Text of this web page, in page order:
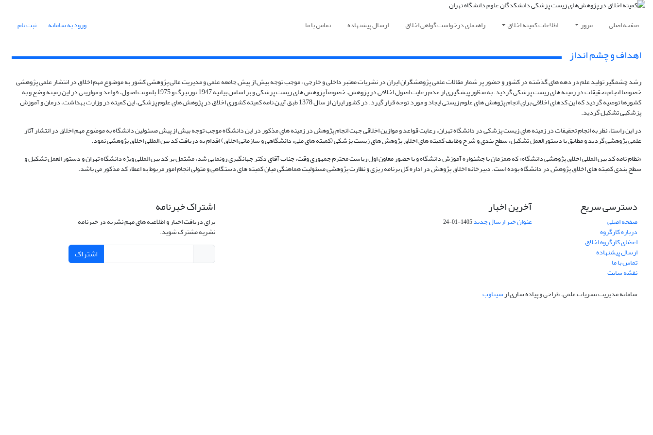
صفحه اصلی مرور اطلاعات کمیته اخلاق راهنمای درخواست گواهی اخلاق ارسال پیشنهاده تماس با ما ورود به سامانه ثبت نام
اهداف و چشم انداز
رشد چشمگیر تولید علم در دهه های گذشته در کشور و حضور پر شمار مقالات علمی پژوهشگران ایران در نشریات معتبر داخلی و خارجی ، موجب توجه بیش از پیش جامعه­ علمی و مدیریت عالی پژوهشی کشور به موضوع مهم اخلاق در انتشار علمی پژوهشی
خصوصا انجام تحقیقات در زمینه های زیست پزشکی گردید. به منظور پیشگیری از عدم رعایت اصول اخلاقی در پژوهش، خصوصاً پژوهش های زیست پزشکی و بر اساس بیانیه 1947 نورنبرگ و 1975 بلمونت اصول، قواعد و موازینی در این زمینه وضع و به
کشورها توصیه گردید که این کدهای اخلاقی برای انجام پژوهش های علوم زیستی ایجاد و مورد توجه قرار گیرد. در کشور ایران از سال 1378 طبق آیین نامه کمیته کشوری اخلاق در پژوهش های علوم پزشکی، این کمیته در وزارت بهداشت، درمان و آموزش
پزشکیی تشکیل گردید.
در این راستا، نظر به انجام تحقیقات در زمینه های زیست پزشکی در دانشگاه تهران، رعایت قواعد و موازین اخلاقی جهت انجام پژوهش در زمینه های مذکور در این دانشگاه موجب توجه بیش از پیش مسئولین دانشگاه به موضوع مهم اخلاق در انتشار آثار
علمی پژوهشی گردید و مطابق با دستورالعمل تشکیل، سطح بندی و شرح وظایف کمیته های اخلاق پژوهش های زیست پزشکی (کمیته های ملی، دانشگاهی و سازمانی اخلاق) اقدام به دریافت کد بین المللی اخلاق پژوهشی نمود.
«نظام نامه کد بین المللی اخلاق پژوهشی دانشگاه» که همزمان با جشنواره آموزش دانشگاه و با حضور معاون اول ریاست محترم جمهوری وقت، جناب آقای دکتر جهانگیری رونمایی شد، مشتمل بر کد بین المللی ویژه دانشگاه تهران و دستور العمل تشکیل و
سطح بندی کمیته های اخلاق پژوهش در دانشگاه بوده است. دبیرخانه اخلاق پژوهش در اداره کل برنامه ریزی و نظارت پژوهشی مسئولیت هماهنگی میان کمیته های دستگاهی و متولی انجام امور مربوط به اعطاء کد مذکور می باشد.
دسترسی سریع
صفحه اصلی
درباره کارگروه
اعضای کارگروه اخلاق
ارسال پیشنهاده
تماس با ما
نقشه سایت
آخرین اخبار
عنوان خبر ارسال جدید1405-01-24
اشتراک خبرنامه
برای دریافت اخبار و اطلاعیه های مهم نشریه در خبرنامه
نشریه مشترک شوید.
اشتراک
سامانه مدیریت نشریات علمی.طراحی و پیاده سازی ازسیناوب